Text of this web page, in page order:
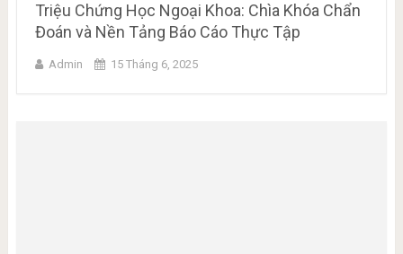
Triệu Chứng Học Ngoại Khoa: Chìa Khóa Chẩn
Đoán và Nền Tảng Báo Cáo Thực Tập
Admin 15 Tháng 6, 2025